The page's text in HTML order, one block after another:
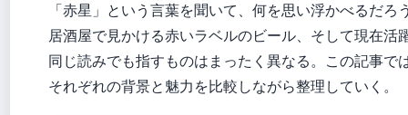
「赤星」という言葉を聞いて、何を思い浮かべるだ
居酒屋で見かける赤いラベルのビール、そして現在
同じ読みでも指すものはまったく異なる。この記事
それぞれの背景と魅力を比較しながら整理していく。